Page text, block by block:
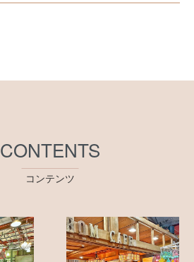
CONTENTS
コンテンツ